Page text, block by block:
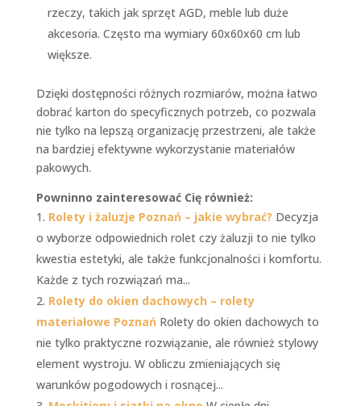
rzeczy, takich jak sprzęt AGD, meble lub duże
akcesoria. Często ma wymiary 60x60x60 cm lub
większe.
Dzięki dostępności różnych rozmiarów, można łatwo
dobrać karton do specyficznych potrzeb, co pozwala
nie tylko na lepszą organizację przestrzeni, ale także
na bardziej efektywne wykorzystanie materiałów
pakowych.
Powninno zainteresować Cię również:
Rolety i żaluzje Poznań – jakie wybrać? Decyzja
o wyborze odpowiednich rolet czy żaluzji to nie tylko
kwestia estetyki, ale także funkcjonalności i komfortu.
Każde z tych rozwiązań ma...
Rolety do okien dachowych – rolety
materiałowe Poznań Rolety do okien dachowych to
nie tylko praktyczne rozwiązanie, ale również stylowy
element wystroju. W obliczu zmieniających się
warunków pogodowych i rosnącej...